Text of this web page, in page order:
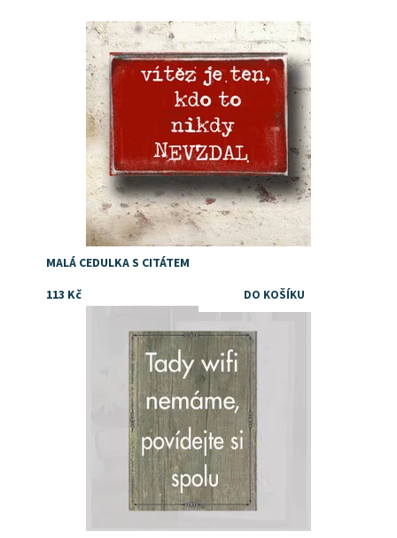
Dostupnost: Skladem
MALÁ CEDULKA S CITÁTEM
113 Kč
....tam kde wifi není jsou si lidé blíž.
Skladem